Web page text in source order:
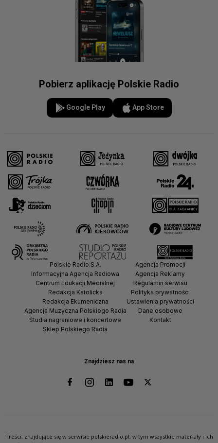
Pobierz aplikację Polskie Radio
Google Play App Store
Znajdziesz nas na
Polskie Radio S.A.
Informacyjna Agencja Radiowa
Centrum Edukacji Medialnej
Redakcja Katolicka
Redakcja Ekumeniczna
Agencja Muzyczna Polskiego Radia
Studia nagraniowe i koncertowe
Sklep Polskiego Radia
Agencja Promocji
Agencja Reklamy
Regulamin serwisu
Polityka prywatności
Ustawienia prywatności
Dane osobowe
Kontakt
Treści, znajdujące się w serwisie polskieradio.pl, w tym wszystkie materiały i ich